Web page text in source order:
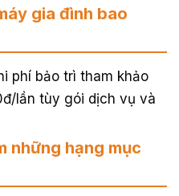
gia đình bao
phí bảo trì tham khảo
lần tùy gói dịch vụ và
những hạng mục